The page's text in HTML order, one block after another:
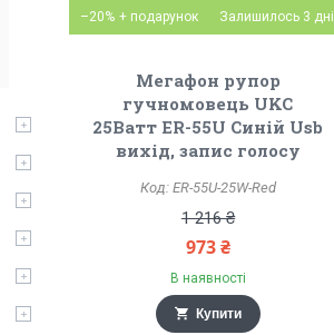
–20% Залишилось 3 дні
Мегафон рупор
гучномовець UKC
25Ватт ER-55U Синій Usb
вихід, запис голосу
ER-55U-25W-Red
1 216 ₴
973 ₴
В наявності
Купити